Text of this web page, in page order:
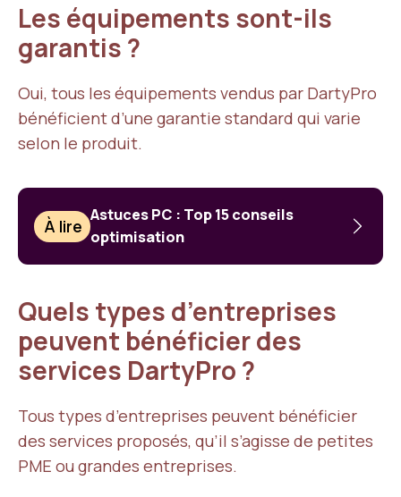
Les équipements sont-ils
garantis ?
Oui, tous les équipements vendus par DartyPro
bénéficient d’une garantie standard qui varie
selon le produit.
À lire
Astuces PC : Top 15 conseils
optimisation
Quels types d’entreprises
peuvent bénéficier des
services DartyPro ?
Tous types d’entreprises peuvent bénéficier
des services proposés, qu’il s’agisse de petites
PME ou grandes entreprises.